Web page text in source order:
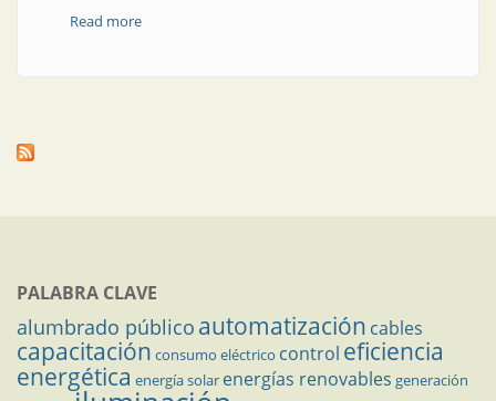
Read moreabout Acerca del trefilado
PALABRA CLAVE
alumbrado público automatización cables
capacitación consumo eléctrico control eficiencia
energética energía solar energías renovables generación